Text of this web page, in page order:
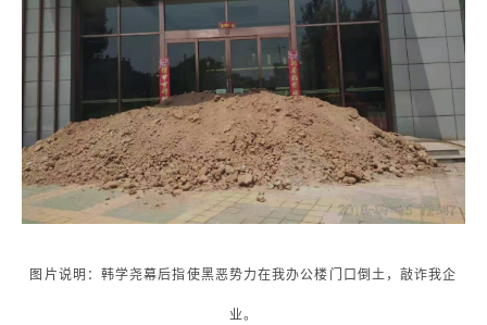
图片说明：韩学尧幕后指使黑恶势力在我办公楼门口倒土，敲诈我企
业。